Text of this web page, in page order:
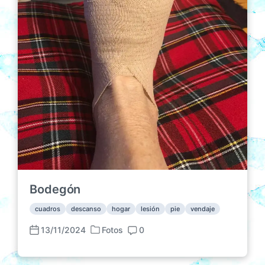
n
Bodegón
cuadros descanso hogar lesión pie vendaje
F
c
13/11/2024
P
b
Fotos
C
m
0